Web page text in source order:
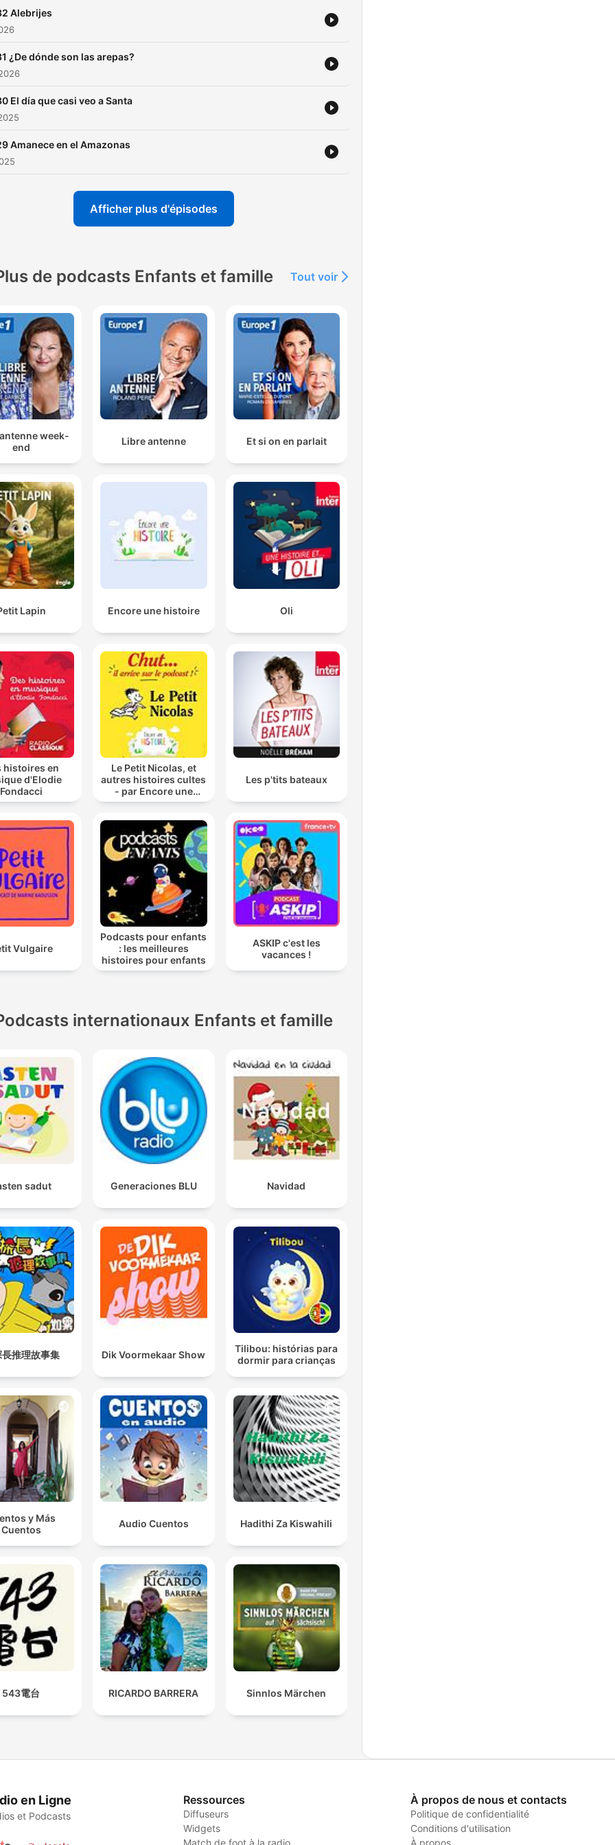
Alebrijes
¿De dónde son las arepas?
El día que casi veo a Santa
Amanece en el Amazonas
Afficher plus d'épisodes
de podcasts Enfants et famille Tout voir
week-
end
Libre antenne Et si on en parlait
Lapin Encore une histoire Oli
histoires en
d'Elodie
Fondacci
Le Petit Nicolas, et
autres histoires cultes
- par Encore une
histoire
Les p'tits bateaux
Vulgaire
Podcasts pour enfants
: les meilleures
histoires pour enfants
ASKIP c'est les
vacances !
internationaux Enfants et famille
sadut Generaciones BLU Navidad
推理故事集 Dik Voormekaar Show
Tilibou: histórias para
dormir para crianças
y Más
Cuentos
Audio Cuentos Hadithi Za Kiswahili
543電台 RICARDO BARRERA Sinnlos Märchen
en Ligne
et Podcasts
Ressources
Diffuseurs
Widgets
Match de foot à la radio
À propos de nous et contacts
Politique de confidentialité
Conditions d'utilisation
À propos